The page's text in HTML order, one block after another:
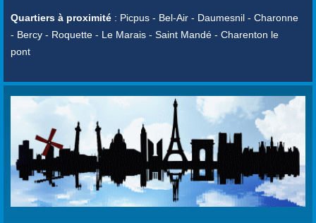
Quartiers à proximité : Picpus - Bel-Air - Daumesnil - Charonne
- Bercy - Roquette - Le Marais - Saint Mandé - Charenton le
pont